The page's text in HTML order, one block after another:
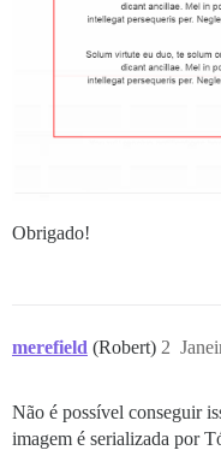
Obrigado!
merefield (Robert) 2
Não é possível conseguir
imagem é serializada por